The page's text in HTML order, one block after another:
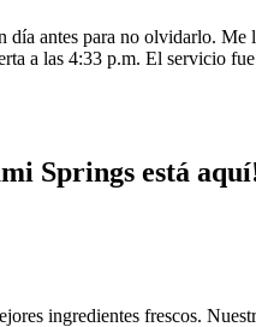
antes para no olvidarlo.
a las 4:33 p.m. El servicio
Springs está
ingredientes frescos.